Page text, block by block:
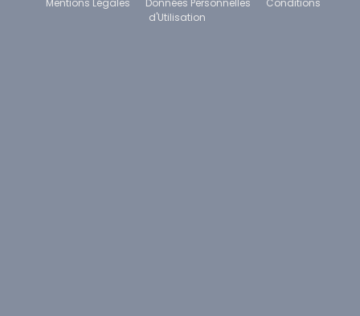
Mentions Légales Données Personnelles
Conditions
d'Utilisation